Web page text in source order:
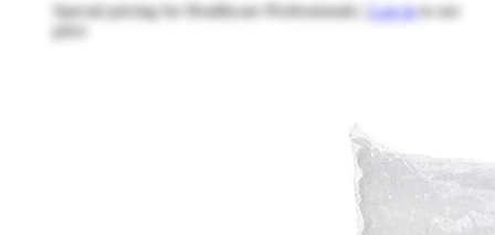
Special pricing for Healthcare Professionals | Log into see
price